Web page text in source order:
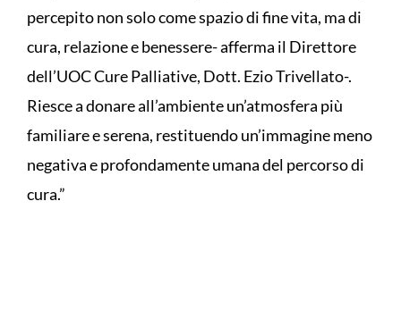
percepito non solo come spazio di fine vita, ma di
cura, relazione e benessere- afferma il Direttore
dell’UOC Cure Palliative, Dott. Ezio Trivellato-.
Riesce a donare all’ambiente un’atmosfera più
familiare e serena, restituendo un’immagine meno
negativa e profondamente umana del percorso di
cura.”